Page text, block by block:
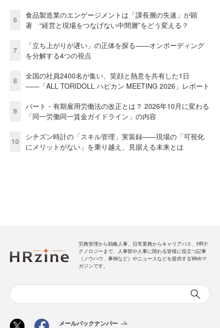
6
食品製造業のエンゲージメントは「課長層の失速」が顕
著 “経営と現場をつなげない中間層”をどう変える？
7
「立ち上がりが遅い」の正体を探る——オンボーディング
を分解する4つの視点
8
全国の社員2400名が集い、笑顔と熱意を共有した1日
――「ALL TORIDOLL ハピカン MEETING 2026」レポート
9
パート・有期雇用労働法の改正とは？ 2026年10月に変わる
「同一労働同一賃金ガイドライン」の内容
10
シチズン時計の「スキル管理」実装録——現場の「可視化
にメリットがない」を乗り越え、見据える未来とは
労務管理から戦略人事、日常業務からキャリアパス、HRテ
クノロジーまで、人事部や人事に関わる皆様に役立つ記事
（ノウハウ、事例など）やニュースなどを提供するWebマ
ガジンです。
メールバックナンバー